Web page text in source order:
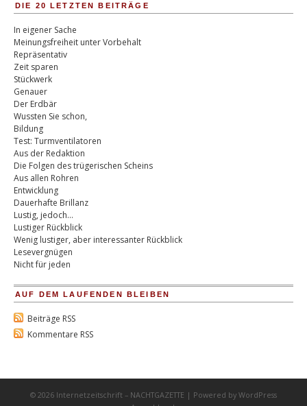
DIE 20 LETZTEN BEITRÄGE
In eigener Sache
Meinungsfreiheit unter Vorbehalt
Repräsentativ
Zeit sparen
Stückwerk
Genauer
Der Erdbär
Wussten Sie schon,
Bildung
Test: Turmventilatoren
Aus der Redaktion
Die Folgen des trügerischen Scheins
Aus allen Rohren
Entwicklung
Dauerhafte Brillanz
Lustig, jedoch…
Lustiger Rückblick
Wenig lustiger, aber interessanter Rückblick
Lesevergnügen
Nicht für jeden
AUF DEM LAUFENDEN BLEIBEN
Beiträge RSS
Kommentare RSS
© 2026 Internetzeitschrift – NACHTGAZETTE | Powered by WordPress